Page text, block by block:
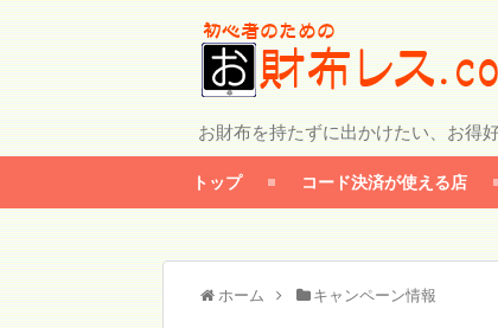
お財布を持たずに出かけたい、お得
トップ コード決済が使える店
ホーム キャンペーン情報